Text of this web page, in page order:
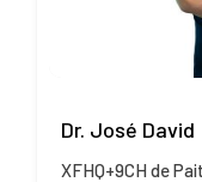
Dr. José David
XFHQ+9CH de